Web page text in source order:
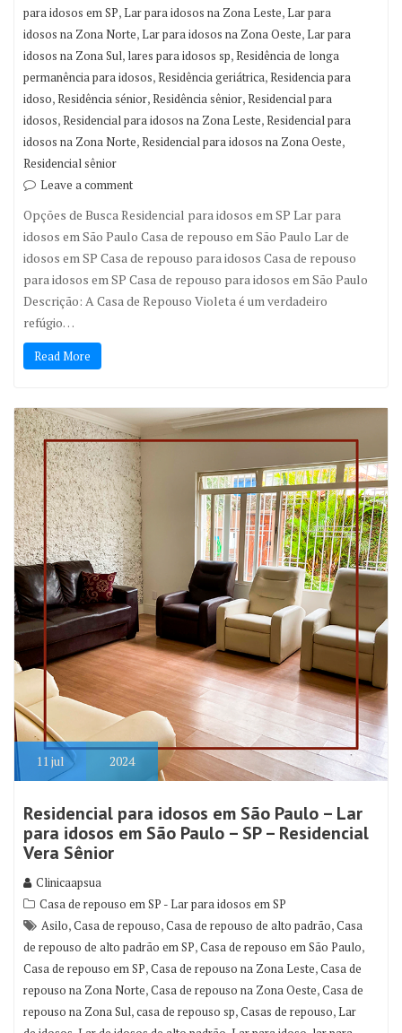
para idosos em SP,Lar para idosos na Zona Leste,Lar para
idosos na Zona Norte,Lar para idosos na Zona Oeste,Lar para
idosos na Zona Sul, lares para idosos sp,Residência de longa
permanência para idosos,Residência geriátrica,Residencia para
idoso,Residência sénior,Residência sênior,Residencial para
idosos,Residencial para idosos na Zona Leste,Residencial para
idosos na Zona Norte,Residencial para idosos na Zona Oeste,
Residencial sênior
Leave a comment
Opções de Busca Residencial para idosos em SP Lar para
idosos em São Paulo Casa de repouso em São Paulo Lar de
idosos em SP Casa de repouso para idosos Casa de repouso
para idosos em SP Casa de repouso para idosos em São Paulo
Descrição: A Casa de Repouso Violeta é um verdadeiro
refúgio…
Read More
11jul 2024
Residencial para idosos em São Paulo – Lar
para idosos em São Paulo – SP – Residencial
Vera Sênior
Clinicaapsua
Casa de repouso em SP - Lar para idosos em SP
Asilo,Casa de repouso,Casa de repouso de alto padrão,Casa
de repouso de alto padrão em SP,Casa de repouso em São Paulo,
Casa de repouso em SP,Casa de repouso na Zona Leste,Casa de
repouso na Zona Norte,Casa de repouso na Zona Oeste,Casa de
repouso na Zona Sul,casa de repouso sp,Casas de repouso,Lar